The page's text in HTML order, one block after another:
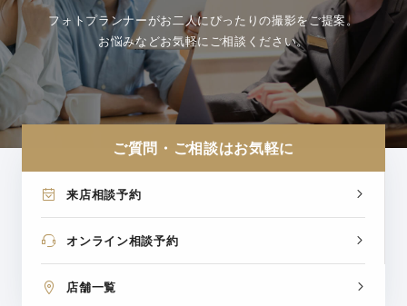
フォトプランナーがお二人にぴったりの撮影をご提案。
お悩みなどお気軽にご相談ください。
ご質問・ご相談はお気軽に
来店相談予約
オンライン相談予約
店舗一覧